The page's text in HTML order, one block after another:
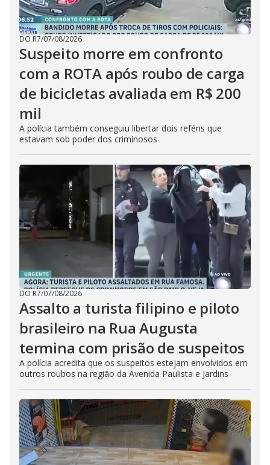
DO R7/07/08/2026
Suspeito morre em confronto
com a ROTA após roubo de carga
de bicicletas avaliada em R$ 200
mil
A polícia também conseguiu libertar dois reféns que
estavam sob poder dos criminosos
DO R7/07/08/2026
Assalto a turista filipino e piloto
brasileiro na Rua Augusta
termina com prisão de suspeitos
A polícia acredita que os suspeitos estejam envolvidos em
outros roubos na região da Avenida Paulista e Jardins